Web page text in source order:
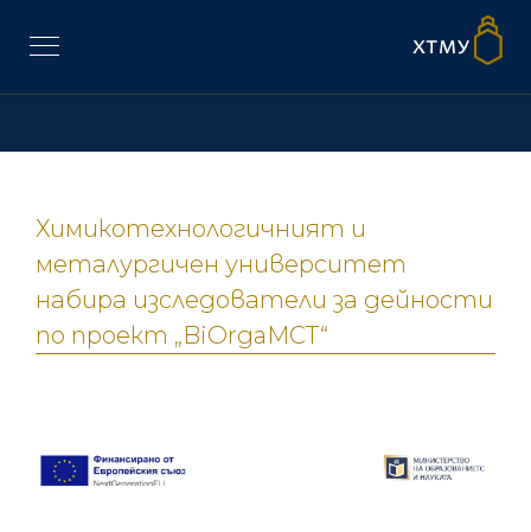
Химикотехнологичният и
металургичен университет
набира изследователи за дейности
по проект „BiOrgaMCT“